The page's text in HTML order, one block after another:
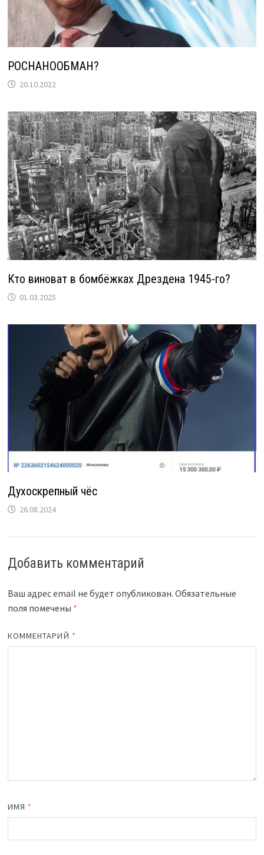
РОСНАНООБМАН?
20.10.2022
Кто виноват в бомбёжках Дрездена 1945-го?
01.03.2025
Духоскрепный чёс
26.08.2024
Добавить комментарий
Ваш адрес email не будет опубликован. Обязательные
поля помечены *
КОММЕНТАРИЙ *
ИМЯ *